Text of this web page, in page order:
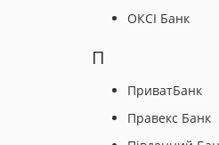
ОКСІ Банк
П
ПриватБанк
Правекс Банк